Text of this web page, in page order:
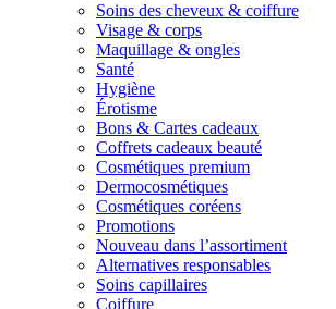
Soins des cheveux & coiffure
Visage & corps
Maquillage & ongles
Santé
Hygiène
Érotisme
Bons & Cartes cadeaux
Coffrets cadeaux beauté
Cosmétiques premium
Dermocosmétiques
Cosmétiques coréens
Promotions
Nouveau dans l’assortiment
Alternatives responsables
Soins capillaires
Coiffure